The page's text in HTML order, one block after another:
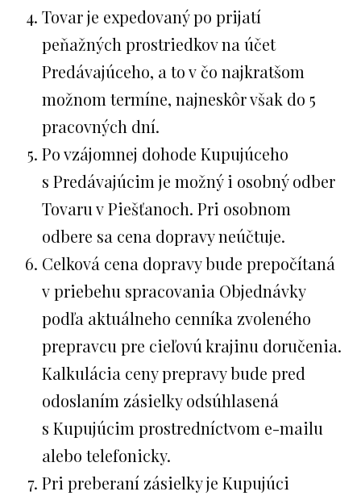
Tovar je expedovaný po prijatí
peňažných prostriedkov na účet
Predávajúceho, a to v čo najkratšom
možnom termíne, najneskôr však do 5
pracovných dní.
Po vzájomnej dohode Kupujúceho
s Predávajúcim je možný i osobný odber
Tovaru v Piešťanoch. Pri osobnom
odbere sa cena dopravy neúčtuje.
Celková cena dopravy bude prepočítaná
v priebehu spracovania Objednávky
podľa aktuálneho cenníka zvoleného
prepravcu pre cieľovú krajinu doručenia.
Kalkulácia ceny prepravy bude pred
odoslaním zásielky odsúhlasená
s Kupujúcim prostredníctvom e-mailu
alebo telefonicky.
Pri preberaní zásielky je Kupujúci